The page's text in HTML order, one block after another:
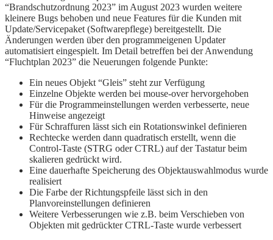
“Brandschutzordnung 2023” im August 2023 wurden weitere
kleinere Bugs behoben und neue Features für die Kunden mit
Update/Servicepaket (Softwarepflege) bereitgestellt. Die
Änderungen werden über den programmeigenen Updater
automatisiert eingespielt. Im Detail betreffen bei der Anwendung
“Fluchtplan 2023” die Neuerungen folgende Punkte:
Ein neues Objekt “Gleis” steht zur Verfügung
Einzelne Objekte werden bei mouse-over hervorgehoben
Für die Programmeinstellungen werden verbesserte, neue
Hinweise angezeigt
Für Schraffuren lässt sich ein Rotationswinkel definieren
Rechtecke werden dann quadratisch erstellt, wenn die
Control-Taste (STRG oder CTRL) auf der Tastatur beim
skalieren gedrückt wird.
Eine dauerhafte Speicherung des Objektauswahlmodus wurde
realisiert
Die Farbe der Richtungspfeile lässt sich in den
Planvoreinstellungen definieren
Weitere Verbesserungen wie z.B. beim Verschieben von
Objekten mit gedrückter CTRL-Taste wurde verbessert